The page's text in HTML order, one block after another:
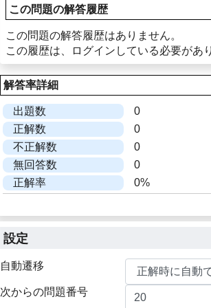
この問題の解答履歴
この問題の解答履歴はありません。
この履歴は、ログインしている必要があ
解答率詳細
出題数
0
正解数
0
不正解数
0
無回答数
0
正解率
0%
設定
自動遷移
次からの問題番号